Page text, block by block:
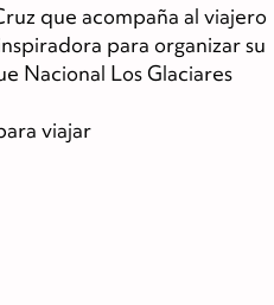
que acompaña al viajero
para organizar su
Nacional Los Glaciares
viajar